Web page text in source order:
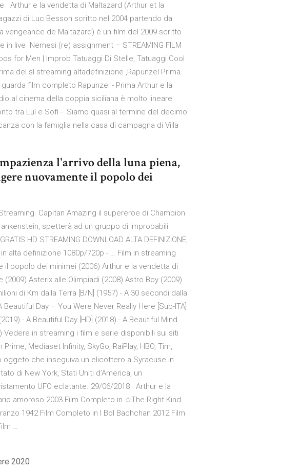
Arthur e la vendetta di Maltazard (Arthur et la
di Luc Besson scritto nel 2004 partendo da
vengeance de Maltazard) è un film del 2009 scritto
live Nemesi (re) assignment – STREAMING FILM
for Men | Improb Tatuaggi Di Stelle, Tatuaggi Cool
del sì streaming altadefinizione ,Rapunzel Prima
film completo Rapunzel - Prima Arthur e la
al cinema della coppia siciliana è molto lineare:
tra Luì e Sofì - Siamo quasi al termine del decimo
con la famiglia nella casa di campagna di Villa
l'arrivo della luna piena,
nuovamente il popolo dei
Capitan Amazing il supereroe di Champion
spetterà ad un gruppo di improbabili
HD STREAMING DOWNLOAD ALTA DEFINIZIONE,
alta definizione 1080p/720p - … Film in streaming
popolo dei minimei (2006) Arthur e la vendetta di
Asterix alle Olimpiadi (2008) Astro Boy (2009)
di Km dalla Terra [B/N] (1957) - A 30 secondi dalla
Day – You Were Never Really Here [Sub-ITA]
- A Beautiful Day [HD] (2018) - A Beautiful Mind
Vedere in streaming i film e serie disponibili sui siti
Mediaset Infinity, SkyGo, RaiPlay, HBO, Tim,
oggeto che inseguiva un elicottero a Syracuse in
di New York, Stati Uniti d’America, un
UFO eclatante. 29/06/2018 · Arthur e la
amoroso 2003 Film Completo in ☆The Right Kind
1942 Film Completo in I Bol Bachchan 2012 Film
…
2020